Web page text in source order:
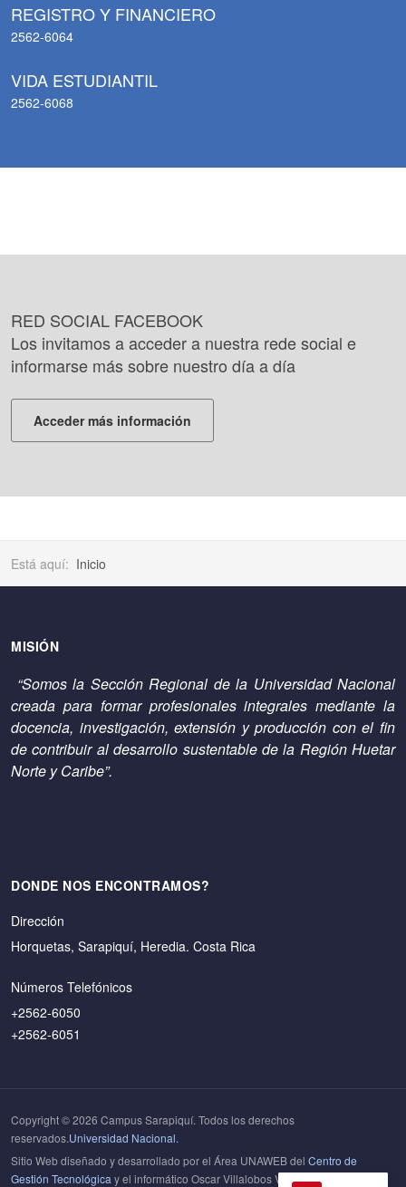
REGISTRO Y FINANCIERO
2562-6064
VIDA ESTUDIANTIL
2562-6068
RED SOCIAL FACEBOOK
Los invitamos a acceder a nuestra rede social e
informarse más sobre nuestro día a día
Acceder más información
Está aquí: Inicio
MISIÓN
“Somos la Sección Regional de la Universidad Nacional
creada para formar profesionales integrales mediante la
docencia, investigación, extensión y producción con el fin
de contribuir al desarrollo sustentable de la Región Huetar
Norte y Caribe”.
DONDE NOS ENCONTRAMOS?
Dirección
Horquetas, Sarapiquí, Heredia. Costa Rica
Números Telefónicos
+2562-6050
+2562-6051
Copyright © 2026 Campus Sarapiquí. Todos los derechos
reservados.Universidad Nacional.
Sitio Web diseñado y desarrollado por el Área UNAWEB del Centro de
Gestión Tecnológica y el informático Oscar Villalobos Villegas del Campus